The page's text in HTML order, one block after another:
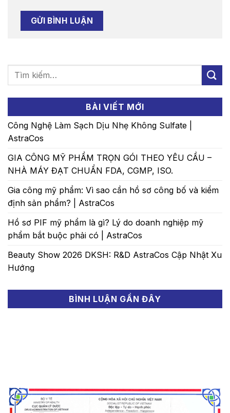
BÀI VIẾT MỚI
Công Nghệ Làm Sạch Dịu Nhẹ Không Sulfate |
AstraCos
GIA CÔNG MỸ PHẨM TRỌN GÓI THEO YÊU CẦU –
NHÀ MÁY ĐẠT CHUẨN FDA, CGMP, ISO.
Gia công mỹ phẩm: Vì sao cần hồ sơ công bố và kiểm
định sản phẩm? | AstraCos
Hồ sơ PIF mỹ phẩm là gì? Lý do doanh nghiệp mỹ
phẩm bắt buộc phải có | AstraCos
Beauty Show 2026 DKSH: R&D AstraCos Cập Nhật Xu
Hướng
BÌNH LUẬN GẦN ĐÂY